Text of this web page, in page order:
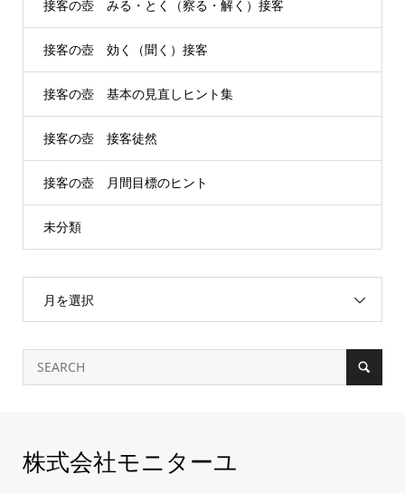
接客の壺 みる・とく（察る・解く）接客
接客の壺 効く（聞く）接客
接客の壺 基本の見直しヒント集
接客の壺 接客徒然
接客の壺 月間目標のヒント
未分類
月を選択
株式会社モニターユ